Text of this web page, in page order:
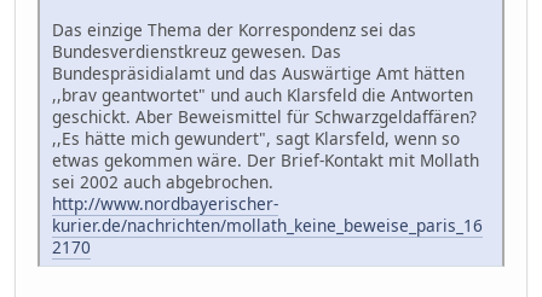
Das einzige Thema der Korrespondenz sei das
Bundesverdienstkreuz gewesen. Das
Bundespräsidialamt und das Auswärtige Amt hätten
,,brav geantwortet" und auch Klarsfeld die Antworten
geschickt. Aber Beweismittel für Schwarzgeldaffären?
,,Es hätte mich gewundert", sagt Klarsfeld, wenn so
etwas gekommen wäre. Der Brief-Kontakt mit Mollath
sei 2002 auch abgebrochen.
http://www.nordbayerischer-
kurier.de/nachrichten/mollath_keine_beweise_paris_16
2170